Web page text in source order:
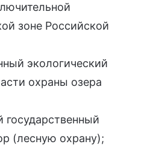
зоне Российской
экологический
охраны озера
государственный
(лесную охрану);